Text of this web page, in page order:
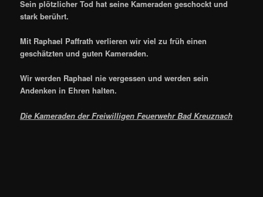
Sein plötzlicher Tod hat seine Kameraden geschockt und
stark berührt.
Mit Raphael Paffrath verlieren wir viel zu früh einen
geschätzten und guten Kameraden.
Wir werden Raphael nie vergessen und werden sein
Andenken in Ehren halten.
Die Kameraden der Freiwilligen Feuerwehr Bad Kreuznach